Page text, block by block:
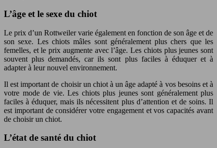
L’âge et le sexe du chiot
Le prix d’un Rottweiler varie également en fonction de son âge et de
son sexe. Les chiots mâles sont généralement plus chers que les
femelles, et le prix augmente avec l’âge. Les chiots plus jeunes sont
souvent plus demandés, car ils sont plus faciles à éduquer et à
adapter à leur nouvel environnement.
Il est important de choisir un chiot à un âge adapté à vos besoins et à
votre mode de vie. Les chiots plus jeunes sont généralement plus
faciles à éduquer, mais ils nécessitent plus d’attention et de soins. Il
est important de considérer votre engagement et vos capacités avant
de choisir un chiot.
L’état de santé du chiot